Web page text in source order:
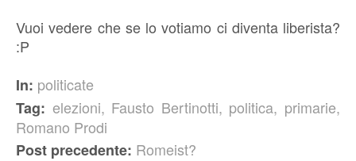
Vuoi vedere che se lo votiamo ci diventa liberista?
:P
In: politicate
Tag: elezioni, Fausto Bertinotti, politica, primarie,
Romano Prodi
Post precedente: Romeist?